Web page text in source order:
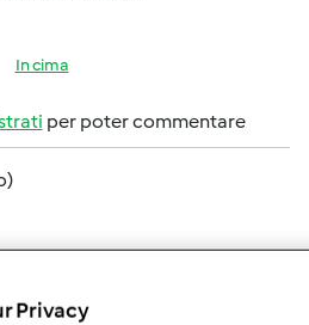
In cima
per poter commentare
Privacy